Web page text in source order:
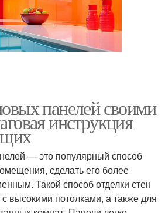
панелей своими
инструкция
— это популярный способ
сделать его более
Такой способ отделки стен
высокими потолками, а также для